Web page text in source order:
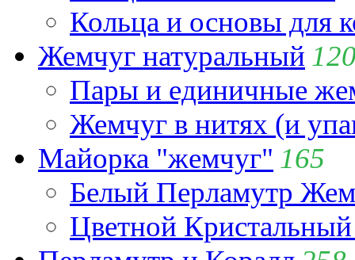
Кольца и основы для
Жемчуг натуральный
Пары и единичные
Жемчуг в нитях (и
Майорка "жемчуг" 165
Белый Перламутр
Цветной